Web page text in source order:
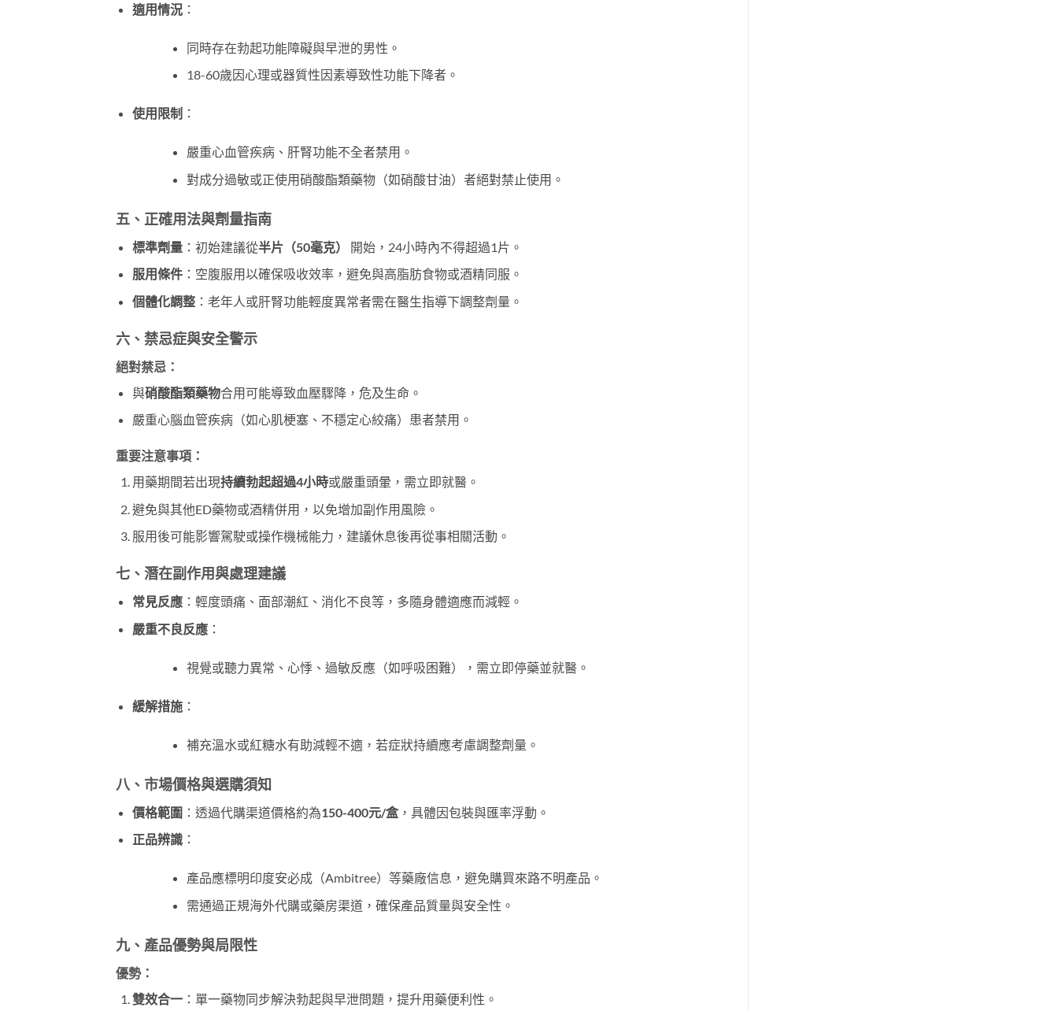
適用情況 ：
同時存在勃起功能障礙與早泄的男性。
18-60歲因心理或器質性因素導致性功能下降者。
使用限制 ：
嚴重心血管疾病、肝腎功能不全者禁用。
對成分過敏或正使用硝酸酯類藥物（如硝酸甘油）者絕對禁止使用。
五、正確用法與劑量指南
標準劑量：初始建議從半片（50毫克）
​ 開始，24小時內不得超過1片。
服用條件：空腹服用以確保吸收效率，避免與高脂肪食物或酒精同服。
個體化調整：老年人或肝腎功能輕度異常者需在醫生指導下調整劑量。
六、禁忌症與安全警示
絕對禁忌 ：
與硝酸酯類藥物合用可能導致血壓驟降，危及生命。
嚴重心腦血管疾病（如心肌梗塞、不穩定心絞痛）患者禁用。
重要注意事項 ：
用藥期間若出現持續勃起超過4小時或嚴重頭暈，需立即就醫。
避免與其他ED藥物或酒精併用，以免增加副作用風險。
服用後可能影響駕駛或操作機械能力，建議休息後再從事相關活動。
七、潛在副作用與處理建議
常見反應：輕度頭痛、面部潮紅、消化不良等，多隨身體適應而減輕。
嚴重不良反應：
視覺或聽力異常、心悸、過敏反應（如呼吸困難），需立即停藥並就醫。
緩解措施：
補充溫水或紅糖水有助減輕不適，若症狀持續應考慮調整劑量。
八、市場價格與選購須知
價格範圍 ：透過代購渠道價格約為150-400元/盒，具體因包裝與匯率浮動。
正品辨識：
產品應標明印度安必成（Ambitree）等藥廠信息，避免購買來路不明產品。
需通過正規海外代購或藥房渠道，確保產品質量與安全性。
九、產品優勢與局限性
優勢：
雙效合一：單一藥物同步解決勃起與早泄問題，提升用藥便利性。